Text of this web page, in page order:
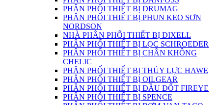
PHÂN PHỐI THIẾT BỊ DRUMAG
PHÂN PHỐI THIẾT BỊ PHUN KEO SƠN
NORDSON
NHÀ PHÂN PHỐI THIẾT BỊ DIXELL
PHÂN PHỐI THIẾT BỊ LỌC SCHROEDER
PHÂN PHỐI THIẾT BỊ CHÂN KHÔNG
CHELIC
PHÂN PHỐI THIẾT BỊ THỦY LỰC HAWE
PHÂN PHỐI THIẾT BỊ OILGEAR
PHÂN PHỐI THIẾT BỊ ĐẦU ĐỐT FIREYE
PHÂN PHỖI THIẾT BỊ SPENCE